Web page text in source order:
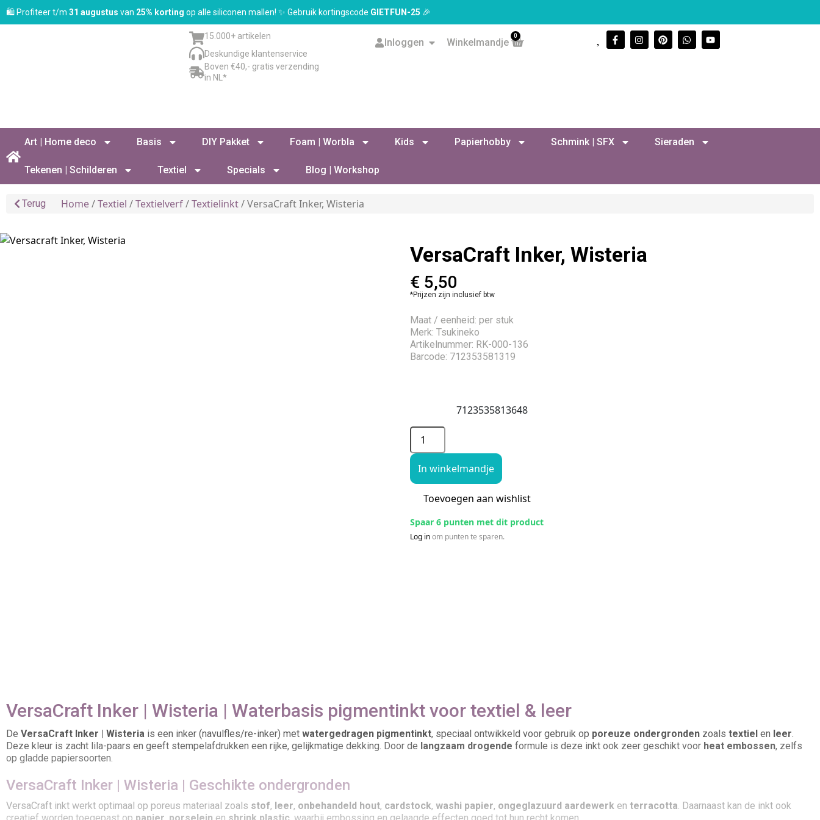
🛍️ Profiteer t/m 31 augustus van 25% korting op alle siliconen mallen! ✨ Gebruik kortingscode GIETFUN-25 🎉
15.000+ artikelen
Deskundige klantenservice
Boven €40,- gratis verzending
in NL*
Inloggen Winkelmandje
0
Art | Home deco Basis DIY Pakket Foam | Worbla Kids Papierhobby Schmink | SFX Sieraden
Tekenen | Schilderen Textiel Specials Blog | Workshop
Terug Home/Textiel /Textielverf/Textielinkt/ VersaCraft Inker, Wisteria
VersaCraft Inker, Wisteria
€ 5,50
*Prijzen zijn inclusief btw
Maat / eenheid: per stuk
Merk: Tsukineko
Artikelnummer: RK-000-136
Barcode: 712353581319
7123535813648
In winkelmandje
Toevoegen aan wishlist
Spaar 6 punten met dit product
Log inom punten te sparen.
VersaCraft Inker | Wisteria | Waterbasis pigmentinkt voor textiel & leer
De VersaCraft Inker | Wisteria is een inker (navulfles/re-inker) met watergedragen pigmentinkt, speciaal ontwikkeld voor gebruik op poreuze ondergronden zoals textiel en leer.
Deze kleur is zacht lila-paars en geeft stempelafdrukken een rijke, gelijkmatige dekking. Door de langzaam drogende formule is deze inkt ook zeer geschikt voor heat embossen, zelfs
op gladde papiersoorten.
VersaCraft Inker | Wisteria | Geschikte ondergronden
VersaCraft inkt werkt optimaal op poreus materiaal zoals stof, leer, onbehandeld hout, cardstock, washi papier, ongeglazuurd aardewerk en terracotta. Daarnaast kan de inkt ook